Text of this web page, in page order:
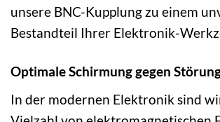
unsere BNC-Kupplung zu einem
Bestandteil Ihrer Elektronik-
Optimale Schirmung gegen
In der modernen Elektronik sind